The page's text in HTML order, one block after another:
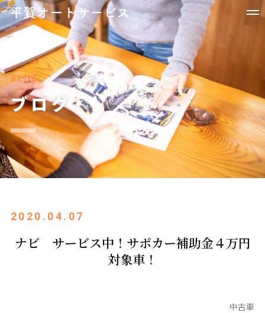
BLOG
ブログ
2020.04.07
ナビ サービス中！サポカー補助金４万円
対象車！
中古車